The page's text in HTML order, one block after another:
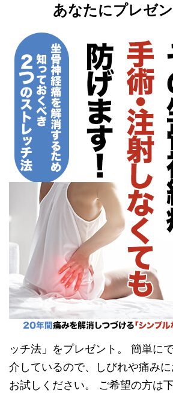
あなたにプレゼン
ッチ法」をプレゼント。 簡単に
介しているので、しびれや痛み
お試しください。 ご希望の方は